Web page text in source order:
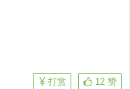
12 赞
打赏